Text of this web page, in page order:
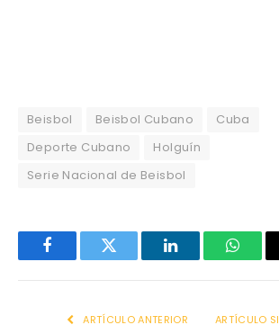
Beisbol Beisbol Cubano
Cuba
Deporte Cubano
Holguín
Serie Nacional de Beisbol
FacebookTwitter LinkedIn
ARTÍCULO ANTERIOR ARTÍCULO